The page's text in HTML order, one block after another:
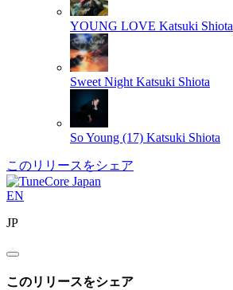
YOUNG LOVE Katsuki Shiota
Sweet Night Katsuki Shiota
So Young (17) Katsuki Shiota
このリリースをシェア
EN
JP
このリリースをシェア